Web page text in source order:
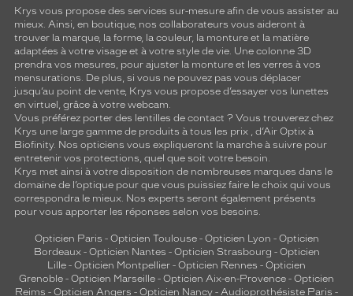
Krys vous propose des services sur-mesure afin de vous assister au
mieux. Ainsi, en boutique, nos collaborateurs vous aideront à
trouver la marque, la forme, la couleur, la monture et la matière
adaptées à votre visage et à votre style de vie. Une colonne 3D
prendra vos mesures, pour ajuster la monture et les verres à vos
mensurations. De plus, si vous ne pouvez pas vous déplacer
jusqu’au point de vente, Krys vous propose d’essayer vos lunettes
en virtuel, grâce à votre webcam.
Vous préférez porter des lentilles de contact ? Vous trouverez chez
Krys une large gamme de produits à tous les prix , d’Air Optix à
Biofinity. Nos opticiens vous expliqueront la marche à suivre pour
entretenir vos protections, quel que soit votre besoin.
Krys met ainsi à votre disposition de nombreuses marques dans le
domaine de l’optique pour que vous puissiez faire le choix qui vous
correspondra le mieux. Nos experts seront également présents
pour vous apporter les réponses selon vos besoins.
Opticien Paris - Opticien Toulouse- Opticien Lyon - Opticien
Bordeaux- Opticien Nantes - Opticien Strasbourg - Opticien
Lille - Opticien Montpellier - Opticien Rennes - Opticien
Grenoble - Opticien Marseille - Opticien Aix-en-Provence - Opticien
Reims - Opticien Angers - Opticien Nancy - Audioprothésiste Paris -